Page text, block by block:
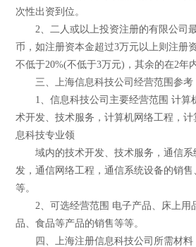
次性出资到位。
2、二人或以上投资注册的有限公司
币，如注册资本金超过3万元以上则注册
不低于20%(不低于3万元)，其余的在2年
三、上海信息科技公司经营范围参考
1、信息科技公司主要经营范围 计算
术开发、技术服务，计算机网络工程，
息科技专业领
域内的技术开发、技术服务，通信系
发，通信网络工程，通信系统设备的销
等。
2、可选经营范围 电子产品、床上用
品、食品等产品的销售等等。
四、上海注册信息科技公司所需材料